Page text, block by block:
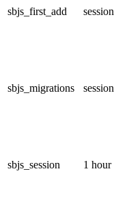
sbjs_first_add session
sbjs_migrations session
sbjs_session 1 hour